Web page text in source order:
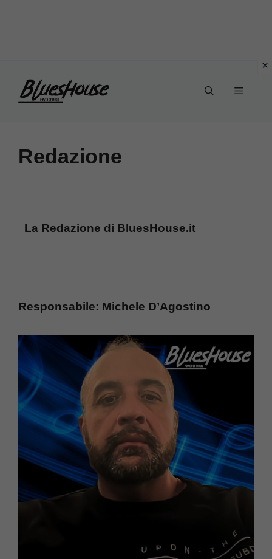
Menu
Redazione
La Redazione di BluesHouse.it
Responsabile: Michele D’Agostino